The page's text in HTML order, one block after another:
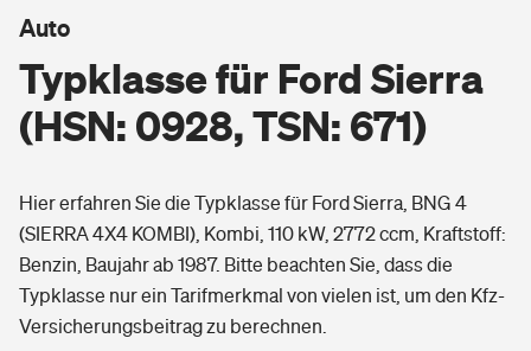
Berufsunfähigkeitsversicherung
Erwerbsunfähigkeitsversicherung
Grundfähigkeitsversicherung
Arbeitsrechtsschutz
Berufshaftpflichtversicherung
Wohnen
Elementarversicherung
Freizeit
Pri­vate Haft­pflicht­
Gesundheit
Typklasse für Ford Sierra
(HSN: 0928, TSN: 671)
Auto
Hier erfahren Sie die Typklasse für Ford Sierra, BNG 4
(SIERRA 4X4 KOMBI), Kombi, 110 kW, 2772 ccm, Kraftstoff:
Benzin, Baujahr ab 1987. Bitte beachten Sie, dass die
Typklasse nur ein Tarifmerkmal von vielen ist, um den Kfz-
Versicherungsbeitrag zu berechnen.